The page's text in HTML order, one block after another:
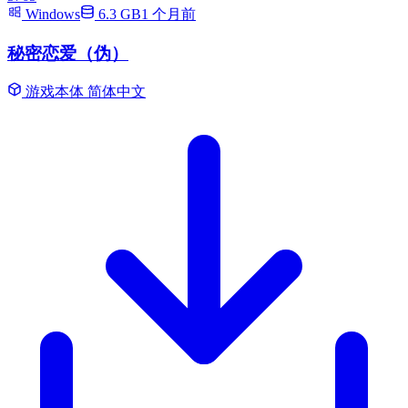
Windows
6.3 GB1 个月前
秘密恋爱（伪）
游戏本体 简体中文